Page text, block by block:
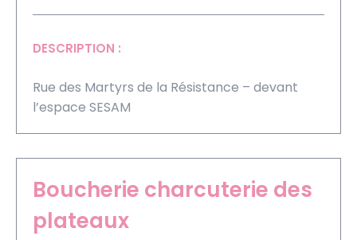
DESCRIPTION :
Rue des Martyrs de la Résistance – devant
l’espace SESAM
Boucherie charcuterie des
plateaux